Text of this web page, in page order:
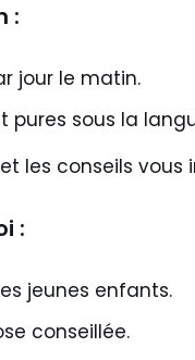
:
jour le matin.
sous la
les conseils vous
:
jeunes enfants.
conseillée.